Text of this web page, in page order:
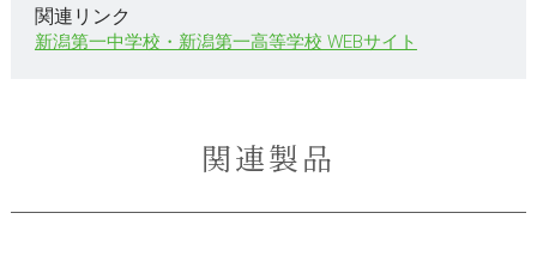
関連リンク
新潟第一中学校・新潟第一高等学校 WEBサイト
関連製品